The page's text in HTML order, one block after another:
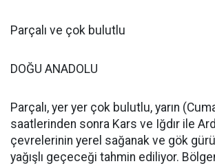
Parçalı ve çok bulutlu
DOĞU ANADOLU
Parçalı, yer yer çok bulutlu, yarın
saatlerinden sonra Kars ve Iğdır ile
çevrelerinin yerel sağanak ve gök
yağışlı geçeceği tahmin ediliyor.